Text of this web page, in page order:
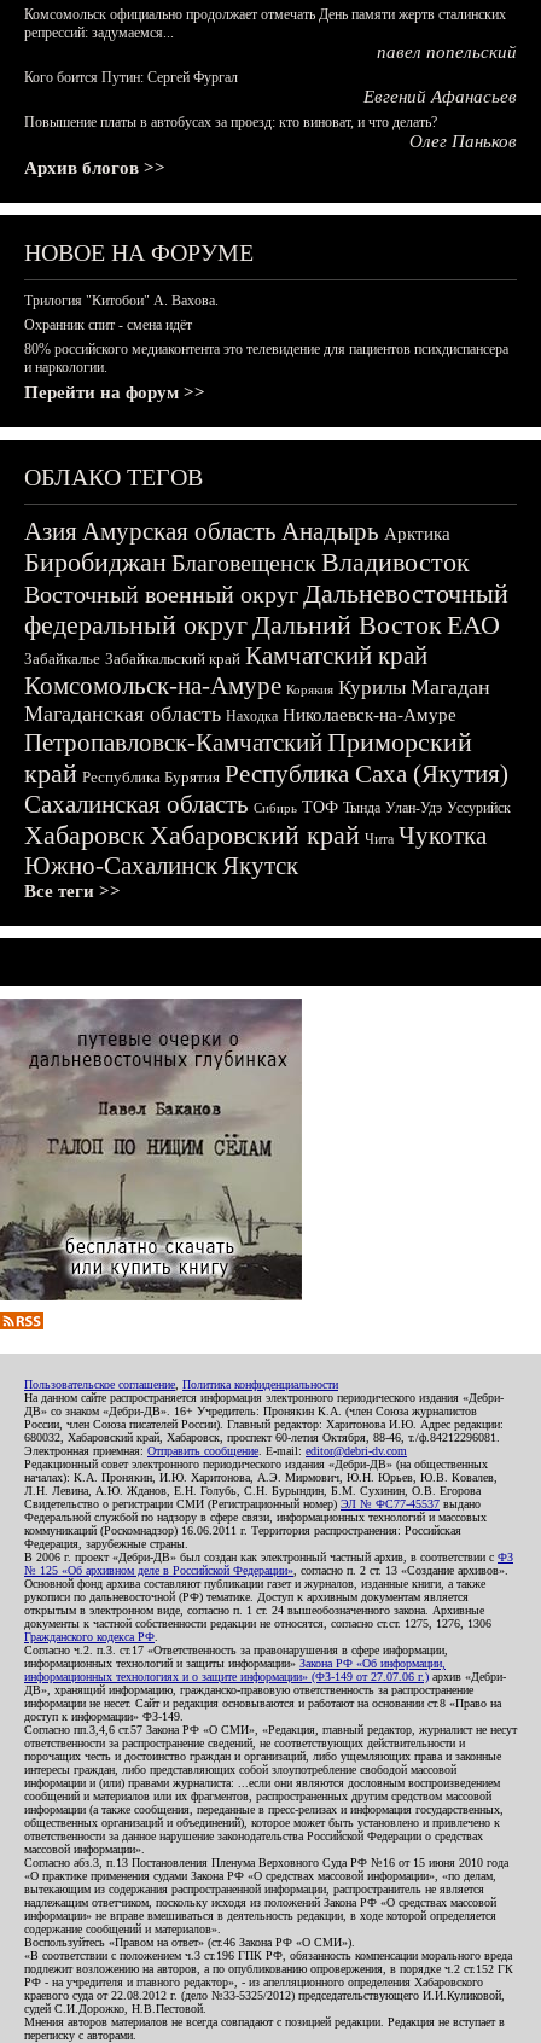
Комсомольск официально продолжает отмечать День памяти жертв сталинских
репрессий: задумаемся...
павел попельский
Кого боится Путин: Сергей Фургал
Евгений Афанасьев
Повышение платы в автобусах за проезд: кто виноват, и что делать?
Олег Паньков
Архив блогов >>
НОВОЕ НА ФОРУМЕ
Трилогия "Китобои" А. Вахова.
Охранник спит - смена идёт
80% российского медиаконтента это телевидение для пациентов психдиспансера
и наркологии.
Перейти на форум >>
ОБЛАКО ТЕГОВ
АзияАмурская область Анадырь Арктика
БиробиджанБлаговещенскВладивосток
Восточный военный округДальневосточный
федеральный округДальний ВостокЕАО
Забайкалье Забайкальский край Камчатский край
Комсомольск-на-Амуре Корякия Курилы Магадан
Магаданская область Находка Николаевск-на-Амуре
Петропавловск-КамчатскийПриморский
край Республика Бурятия Республика Саха (Якутия)
Сахалинская область Сибирь ТОФ Тында Улан-Удэ Уссурийск
ХабаровскХабаровский край Чита Чукотка
Южно-СахалинскЯкутск
Все теги >>
Пользовательское соглашение Политика конфиденциальности
На данном сайте распространяется информация электронного периодического издания «Дебри-
ДВ» со знаком «Дебри-ДВ». 16+ Учредитель: Пронякин К.А. (член Союза журналистов
России, член Союза писателей России). Главный редактор: Харитонова И.Ю. Адрес редакции:
680032, Хабаровский край, Хабаровск, проспект 60-летия Октября, 88-46, т./ф.84212296081.
Электронная приемная: Отправить сообщение . E-mail: editor@debri-dv.com
Редакционный совет электронного периодического издания «Дебри-ДВ» (на общественных
началах): К.А. Пронякин, И.Ю. Харитонова, А.Э. Мирмович, Ю.Н. Юрьев, Ю.В. Ковалев,
Л.Н. Левина, А.Ю. Жданов, Е.Н. Голубь, С.Н. Бурындин, Б.М. Сухинин, О.В. Егорова
Свидетельство о регистрации СМИ (Регистрационный номер) ЭЛ № ФС77-45537 выдано
Федеральной службой по надзору в сфере связи, информационных технологий и массовых
коммуникаций (Роскомнадзор) 16.06.2011 г. Территория распространения: Российская
Федерация, зарубежные страны.
В 2006 г. проект «Дебри-ДВ» был создан как электронный частный архив, в соответствии с ФЗ
№ 125 «Об архивном деле в Российской Федерации» , согласно п. 2 ст. 13 «Создание архивов».
Основной фонд архива составляют публикации газет и журналов, изданные книги, а также
рукописи по дальневосточной (РФ) тематике. Доступ к архивным документам является
открытым в электронном виде, согласно п. 1 ст. 24 вышеобозначенного закона. Архивные
документы к частной собственности редакции не относятся, согласно ст.ст. 1275, 1276, 1306
Гражданского кодекса РФ
Согласно ч.2. п.3. ст.17 «Ответственность за правонарушения в сфере информации,
информационных технологий и защиты информации» Закона РФ «Об информации,
информационных технологиях и о защите информации» (ФЗ-149 от 27.07.06 г.) архив «Дебри-
ДВ», хранящий информацию, гражданско-правовую ответственность за распространение
информации не несет. Сайт и редакция основываются и работают на основании ст.8 «Право на
доступ к информации» ФЗ-149.
Согласно пп.3,4,6 ст.57 Закона РФ «О СМИ», «Редакция, главный редактор, журналист не несут
ответственности за распространение сведений, не соответствующих действительности и
порочащих честь и достоинство граждан и организаций, либо ущемляющих права и законные
интересы граждан, либо представляющих собой злоупотребление свободой массовой
информации и (или) правами журналиста: ...если они являются дословным воспроизведением
сообщений и материалов или их фрагментов, распространенных другим средством массовой
информации (а также сообщения, переданные в пресс-релизах и информация государственных,
общественных организаций и объединений), которое может быть установлено и привлечено к
ответственности за данное нарушение законодательства Российской Федерации о средствах
массовой информации».
Согласно абз.3, п.13 Постановления Пленума Верховного Суда РФ №16 от 15 июня 2010 года
«О практике применения судами Закона РФ «О средствах массовой информации», «по делам,
вытекающим из содержания распространенной информации, распространитель не является
надлежащим ответчиком, поскольку исходя из положений Закона РФ «О средствах массовой
информации» не вправе вмешиваться в деятельность редакции, в ходе которой определяется
содержание сообщений и материалов».
Воспользуйтесь «Правом на ответ» (ст.46 Закона РФ «О СМИ»).
«В соответствии с положением ч.3 ст.196 ГПК РФ, обязанность компенсации морального вреда
подлежит возложению на авторов, а по опубликованию опровержения, в порядке ч.2 ст.152 ГК
РФ - на учредителя и главного редактор», - из апелляционного определения Хабаровского
краевого суда от 22.08.2012 г. (дело №33-5325/2012) председательствующего И.И.Куликовой,
судей С.И.Дорожко, Н.В.Пестовой.
Мнения авторов материалов не всегда совпадают с позицией редакции. Редакция не вступает в
переписку с авторами.